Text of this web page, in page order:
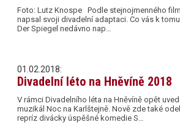
Foto: Lutz Knospe Podle stejnojmenného
napsal svoji divadelní adaptaci. Co vás k
Der Spiegel nedávno nap…
01.02.2018:
Divadelní léto na Hněvíně 2018
V rámci Divadelního léta na Hněvíně opět
muzikál Noc na Karlštejně. Nově zde také
repríz divácky úspěšné komedie S…